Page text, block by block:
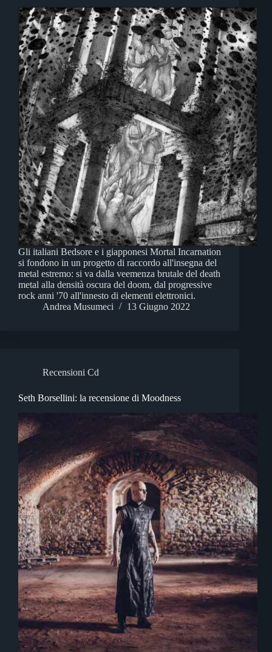
Gli italiani Bedsore e i giapponesi Mortal Incarnation
si fondono in un progetto di raccordo all'insegna del
metal estremo: si va dalla veemenza brutale del death
metal alla densità oscura del doom, dal progressive
rock anni '70 all'innesto di elementi elettronici.
Andrea Musumeci
13 Giugno 2022
Recensioni Cd
Seth Borsellini: la recensione di Moodness